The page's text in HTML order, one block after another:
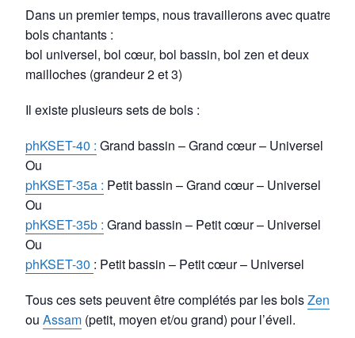
Dans un premier temps, nous travaillerons avec quatre
bols chantants :
bol universel, bol cœur, bol bassin, bol zen et deux
mailloches (grandeur 2 et 3)
Il existe plusieurs sets de bols :
phKSET-40 : Grand bassin – Grand cœur – Universel
Ou
phKSET-35a : Petit bassin – Grand cœur – Universel
Ou
phKSET-35b : Grand bassin – Petit cœur – Universel
Ou
phKSET-30 : Petit bassin – Petit cœur – Universel
Tous ces sets peuvent être complétés par les bolsZen
ou Assam (petit, moyen et/ou grand) pour l’éveil.